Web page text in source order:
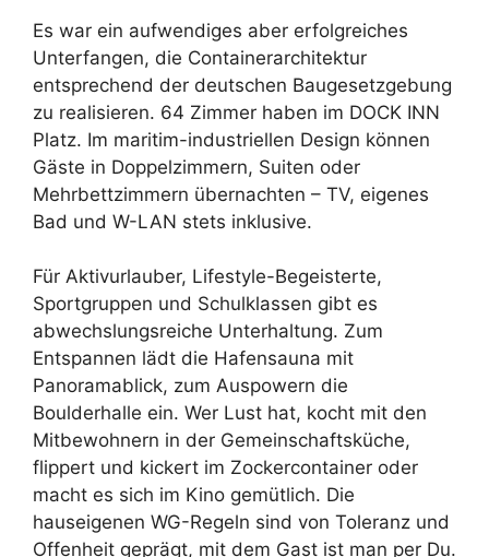
Es war ein aufwendiges aber erfolgreiches
Unterfangen, die Containerarchitektur
entsprechend der deutschen Baugesetzgebung
zu realisieren. 64 Zimmer haben im DOCK INN
Platz. Im maritim-industriellen Design können
Gäste in Doppelzimmern, Suiten oder
Mehrbettzimmern übernachten – TV, eigenes
Bad und W-LAN stets inklusive.
Für Aktivurlauber, Lifestyle-Begeisterte,
Sportgruppen und Schulklassen gibt es
abwechslungsreiche Unterhaltung. Zum
Entspannen lädt die Hafensauna mit
Panoramablick, zum Auspowern die
Boulderhalle ein. Wer Lust hat, kocht mit den
Mitbewohnern in der Gemeinschaftsküche,
flippert und kickert im Zockercontainer oder
macht es sich im Kino gemütlich. Die
hauseigenen WG-Regeln sind von Toleranz und
Offenheit geprägt, mit dem Gast ist man per Du.